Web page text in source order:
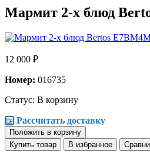
Мармит 2-х блюд
12 000 ₽
Номер: 016735
Статус: В корзину
Рассчитать доставку
Положить в корзину
Купить товар
В избранное